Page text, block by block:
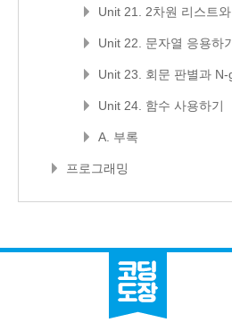
Unit 21. 2차원 리스트
Unit 22. 문자열 응용하
Unit 23. 회문 판별과 N-
Unit 24. 함수 사용하기
A. 부록
프로그래밍